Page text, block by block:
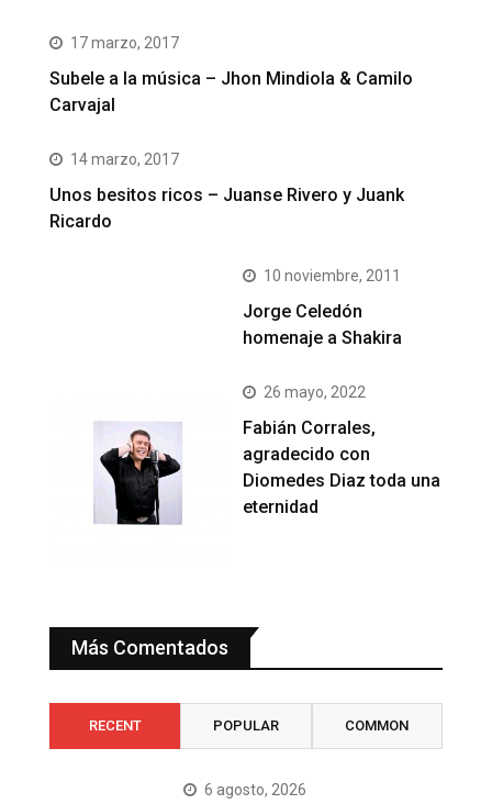
17 marzo, 2017
Subele a la música – Jhon Mindiola & Camilo
Carvajal
14 marzo, 2017
Unos besitos ricos – Juanse Rivero y Juank
Ricardo
10 noviembre, 2011
Jorge Celedón
homenaje a Shakira
26 mayo, 2022
Fabián Corrales,
agradecido con
Diomedes Diaz toda una
eternidad
Más Comentados
RECENT POPULAR COMMON
6 agosto, 2026